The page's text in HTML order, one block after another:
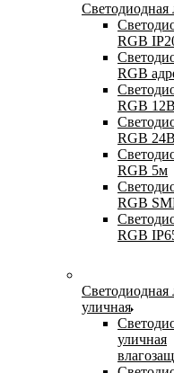
Светодиодная
RGB
RGB
RGB 12В
RGB 24В
RGB 5м
RGB
RGB
Светодиодная
уличная
уличная